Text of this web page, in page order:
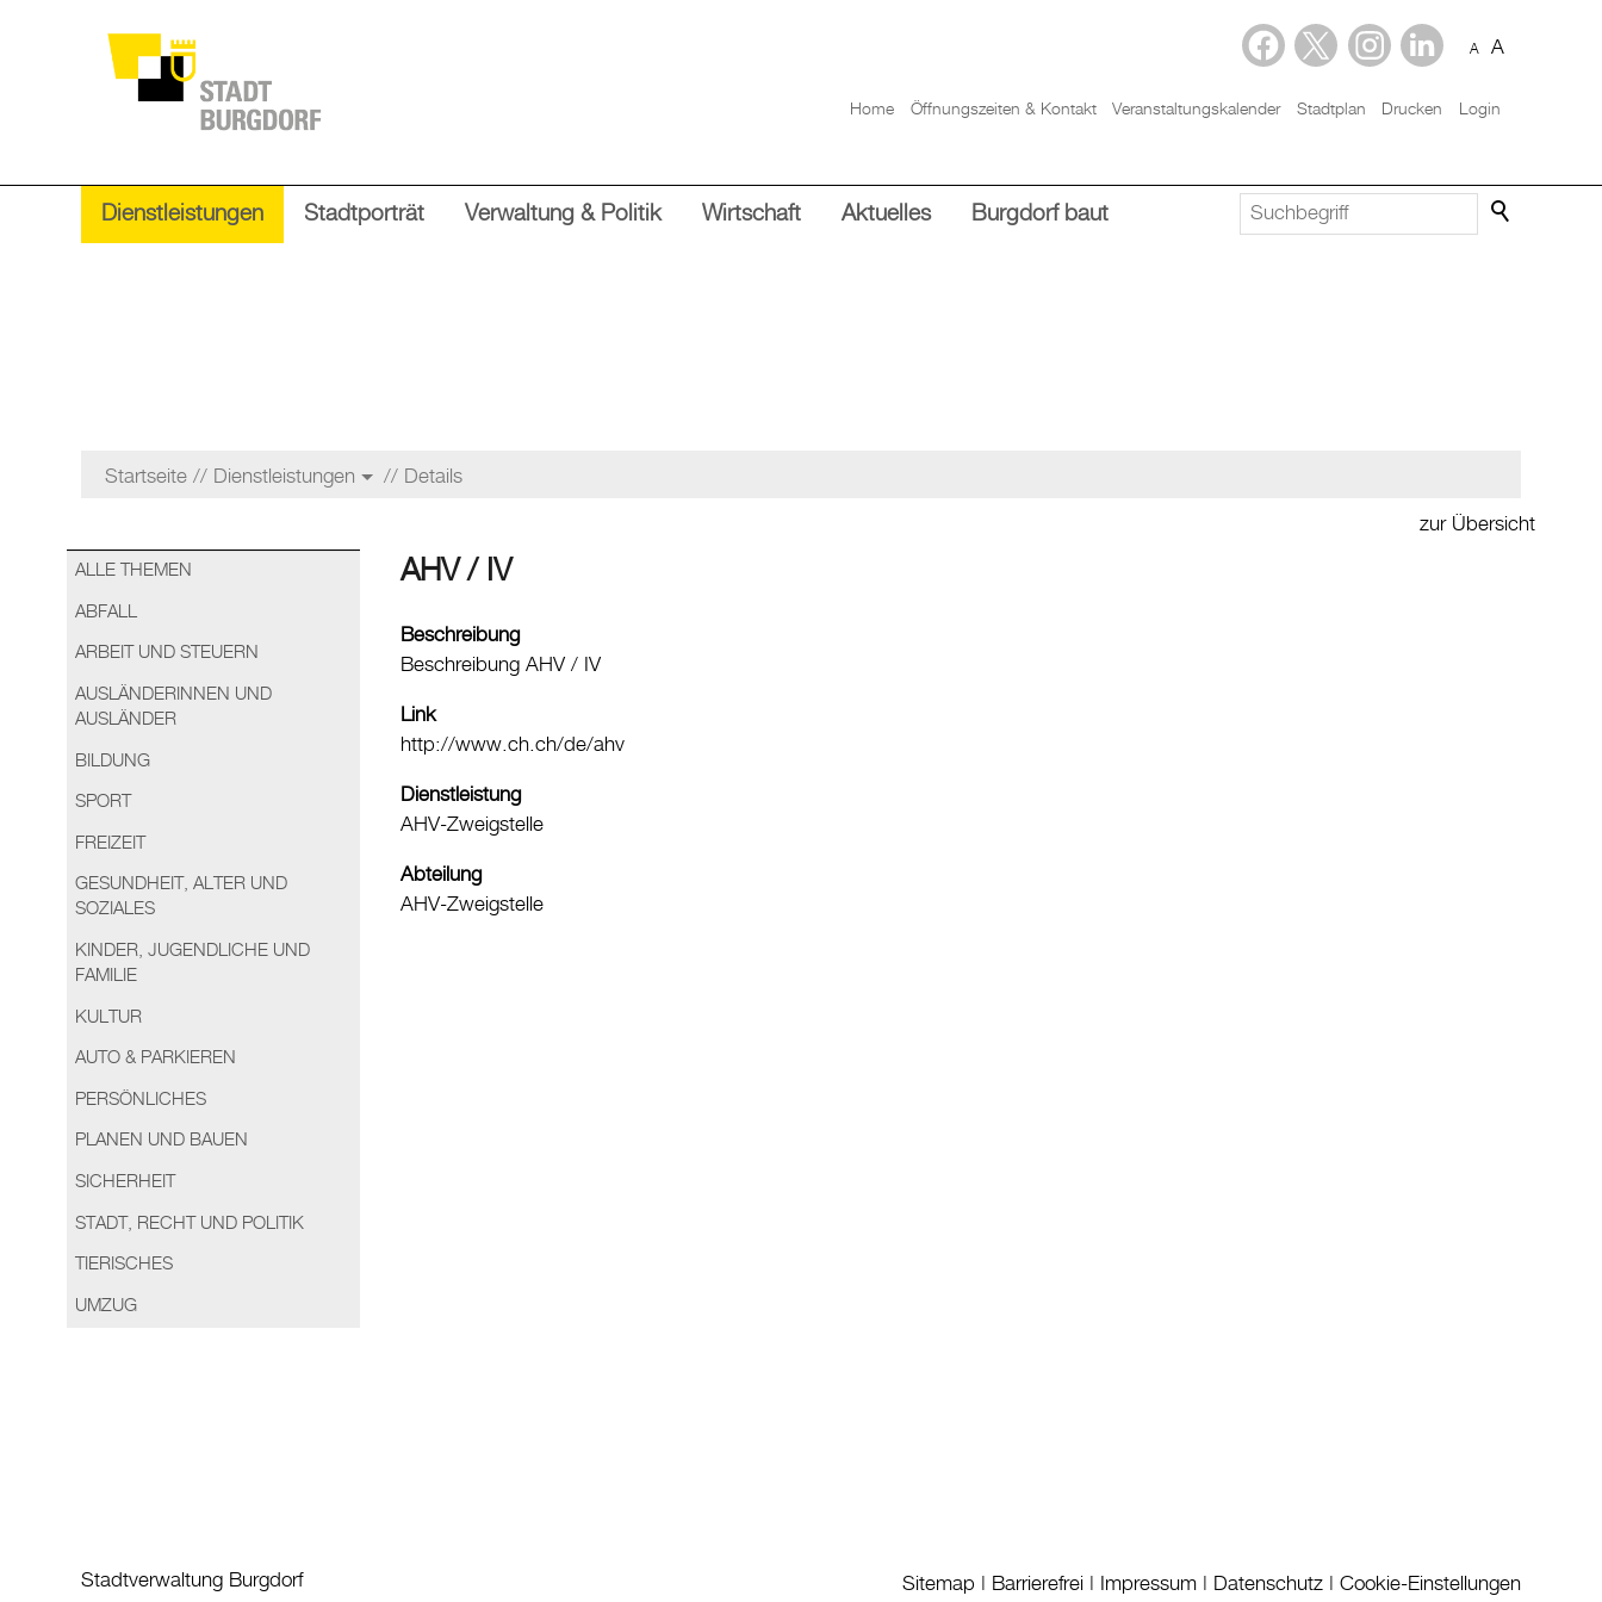
A A
Home Öffnungszeiten & Kontakt Veranstaltungskalender Stadtplan Drucken Login
Dienstleistungen Stadtporträt Verwaltung & Politik Wirtschaft Aktuelles Burgdorf baut
Startseite Dienstleistungen Details
ALLE THEMEN
ABFALL
ARBEIT UND STEUERN
AUSLÄNDERINNEN UND
AUSLÄNDER
BILDUNG
SPORT
FREIZEIT
GESUNDHEIT, ALTER UND
SOZIALES
KINDER, JUGENDLICHE UND
FAMILIE
KULTUR
AUTO & PARKIEREN
PERSÖNLICHES
PLANEN UND BAUEN
SICHERHEIT
STADT, RECHT UND POLITIK
TIERISCHES
UMZUG
zur Übersicht
AHV / IV
Beschreibung
Beschreibung AHV / IV
Link
http://www.ch.ch/de/ahv
Dienstleistung
AHV-Zweigstelle
Abteilung
AHV-Zweigstelle
Stadtverwaltung Burgdorf
Sitemap Barrierefrei Impressum Datenschutz Cookie-Einstellungen